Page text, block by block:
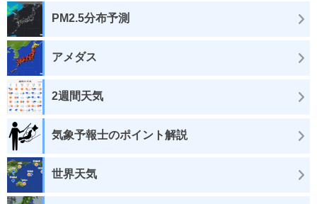
PM2.5分布予測
アメダス
2週間天気
気象予報士のポイント解説
世界天気